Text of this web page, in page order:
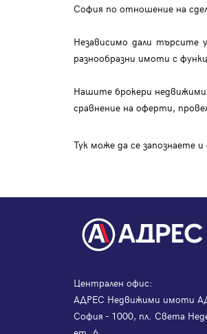
София по отношение на
Независимо дали търсите
разнообразни имоти с
Нашите брокери недвижими
сравнение на оферти,
Тук може да се запознаете
Централен офис:
АДРЕС Недвижими имоти
София - 1000, пл. Света